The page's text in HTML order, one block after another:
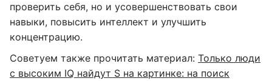
проверить себя, но и усовершенствовать свои
навыки, повысить интеллект и улучшить
концентрацию.
Советуем также прочитать материал: Только люди
с высоким IQ найдут S на картинке: на поиск